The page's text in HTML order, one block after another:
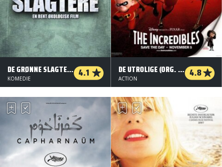
DE GRØNNE SLAGTERE 4.1
KOMEDIE
DE UTROLIGE (ORG. VERSION) 4.8
ACTION